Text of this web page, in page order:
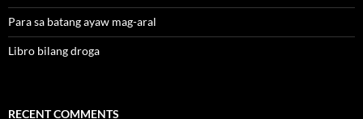
Para sa batang ayaw mag-aral
Libro bilang droga
RECENT COMMENTS